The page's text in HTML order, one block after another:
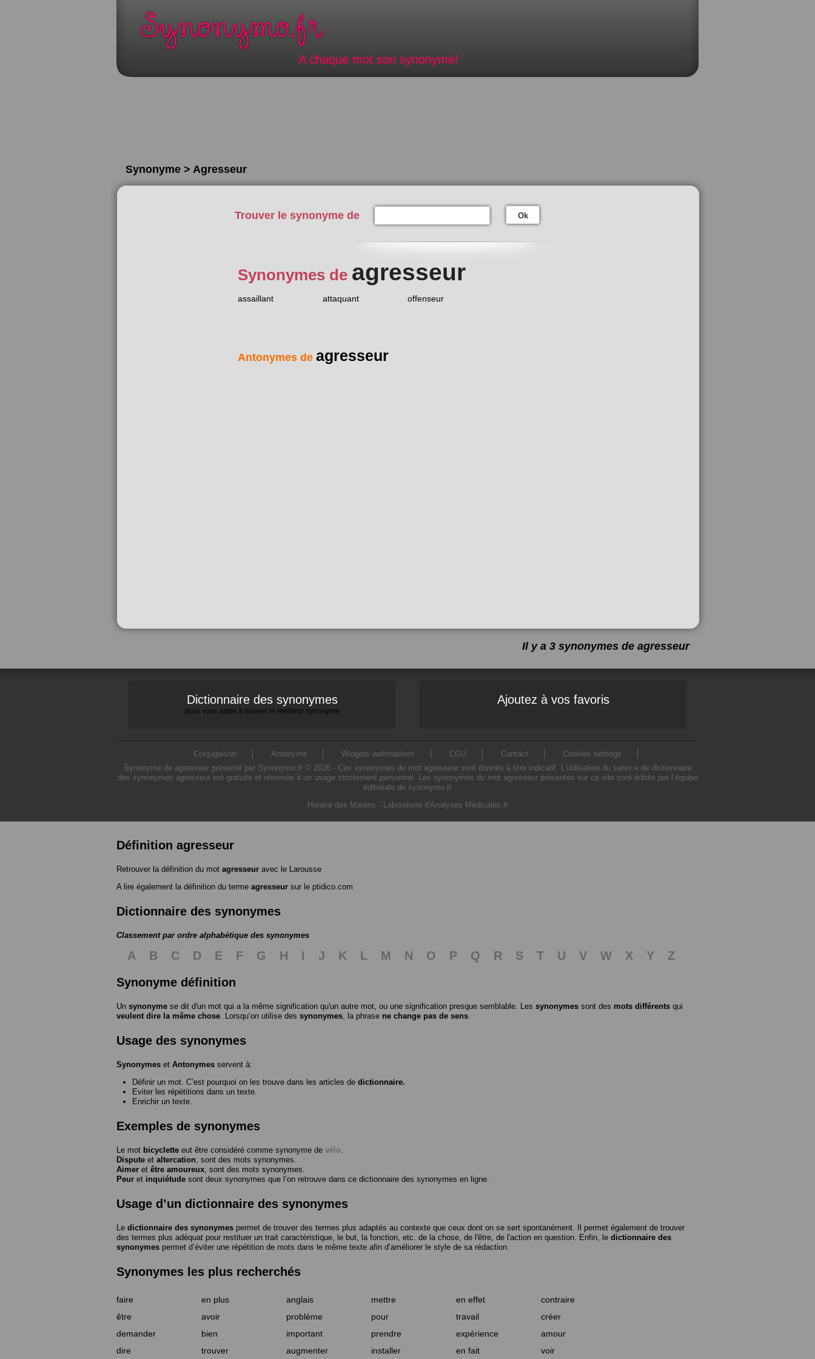
A chaque mot son synonyme!
Synonyme > Agresseur
Trouver le synonyme de Ok
Synonymes de agresseur
assaillant attaquant offenseur
Antonymes de agresseur
Il y a 3 synonymes de agresseur
Dictionnaire des synonymes
pour vous aider à trouver le meilleur synonyme
Ajoutez à vos favoris
Conjugaison Antonyme Widgets webmasters CGU Contact
Cookies settings
Synonyme de agresseur présenté par Synonymo.fr © 2026 - Ces synonymes du mot agresseur sont donnés à titre indicatif. L'utilisation du service de dictionnaire
des synonymes agresseur est gratuite et réservée à un usage strictement personnel. Les synonymes du mot agresseur présentés sur ce site sont édités par l’équipe
éditoriale de synonymo.fr
Horaire des Marées - Laboratoire d'Analyses Médicales.fr
Définition agresseur
Retrouver la définition du mot agresseur avec le Larousse
A lire également la définition du terme agresseur sur le ptidico.com
Dictionnaire des synonymes
Classement par ordre alphabétique des synonymes
A B C D E F G H I J K L M N O P Q R S T U V W X Y
Z
Synonyme définition
Un synonyme se dit d'un mot qui a la même signification qu'un autre mot, ou une signification presque semblable. Les synonymes sont des mots différents qui
veulent dire la même chose . Lorsqu’on utilise des synonymes , la phrase ne change pas de sens
Usage des synonymes
Synonymes et Antonymes servent à:
Définir un mot. C’est pourquoi on les trouve dans les articles de dictionnaire.
Eviter les répétitions dans un texte.
Enrichir un texte.
Exemples de synonymes
Le mot bicyclette eut être considéré comme synonyme de vélo
Dispute et altercation , sont des mots synonymes.
Aimer et être amoureux , sont des mots synonymes.
Peur et inquiétude sont deux synonymes que l’on retrouve dans ce dictionnaire des synonymes en ligne.
Usage d’un dictionnaire des synonymes
Le dictionnaire des synonymes permet de trouver des termes plus adaptés au contexte que ceux dont on se sert spontanément. Il permet également de trouver
des termes plus adéquat pour restituer un trait caractéristique, le but, la fonction, etc. de la chose, de l'être, de l'action en question. Enfin, le dictionnaire des
synonymes permet d’éviter une répétition de mots dans le même texte afin d’améliorer le style de sa rédaction.
Synonymes les plus recherchés
faire en plus anglais mettre en effet
contraire
être
avoir problème pour travail
créer
demander
bien important prendre expérience
amour
dire
trouver augmenter installer en fait voir